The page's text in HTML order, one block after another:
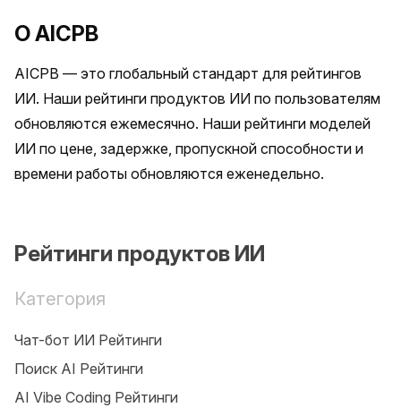
О AICPB
AICPB — это глобальный стандарт для рейтингов
ИИ. Наши рейтинги продуктов ИИ по пользователям
обновляются ежемесячно. Наши рейтинги моделей
ИИ по цене, задержке, пропускной способности и
времени работы обновляются еженедельно.
Рейтинги продуктов ИИ
Категория
Чат-бот ИИ Рейтинги
Поиск AI Рейтинги
AI Vibe Coding Рейтинги